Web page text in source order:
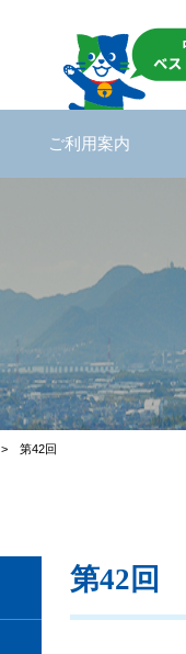
ご利用案内
> 第42回
第42回